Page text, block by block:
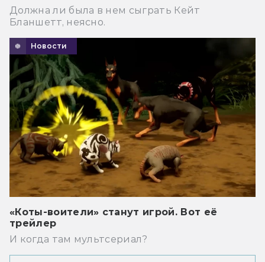
Должна ли была в нем сыграть Кейт
Бланшетт, неясно.
Новости
«Коты-воители» станут игрой. Вот её
трейлер
И когда там мультсериал?